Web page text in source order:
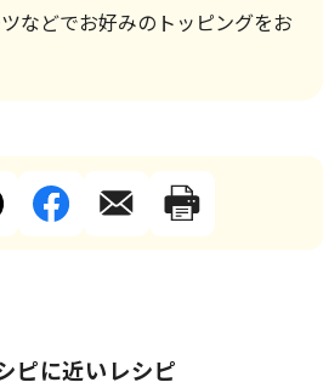
などでお好みのトッピングをお
ピに近いレシピ